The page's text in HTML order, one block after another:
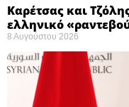
Καρέτσας και
ελληνικό
8 Αυγούστου 2026